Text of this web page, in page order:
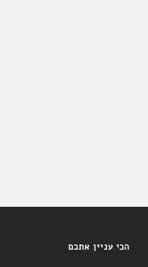
הכי עניין אתכם